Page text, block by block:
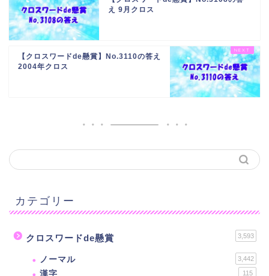
え 9月クロス
【クロスワードde懸賞】No.3110の答え
2004年クロス
カテゴリー
クロスワードde懸賞 3,593
ノーマル 3,442
漢字 115